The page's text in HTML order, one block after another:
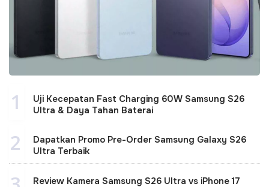
1
Uji Kecepatan Fast Charging 60W Samsung S26
Ultra & Daya Tahan Baterai
2
Dapatkan Promo Pre-Order Samsung Galaxy S26
Ultra Terbaik
Review Kamera Samsung S26 Ultra vs iPhone 17